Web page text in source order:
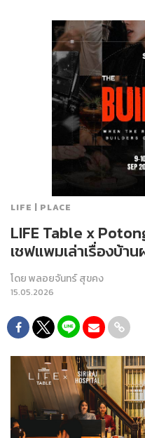
LIFE | PLACE
LIFE Table x
เชฟแพมเล่าเรื่องบ้า
โดยพลอยจันทร์ สุขคง
15.05.2026